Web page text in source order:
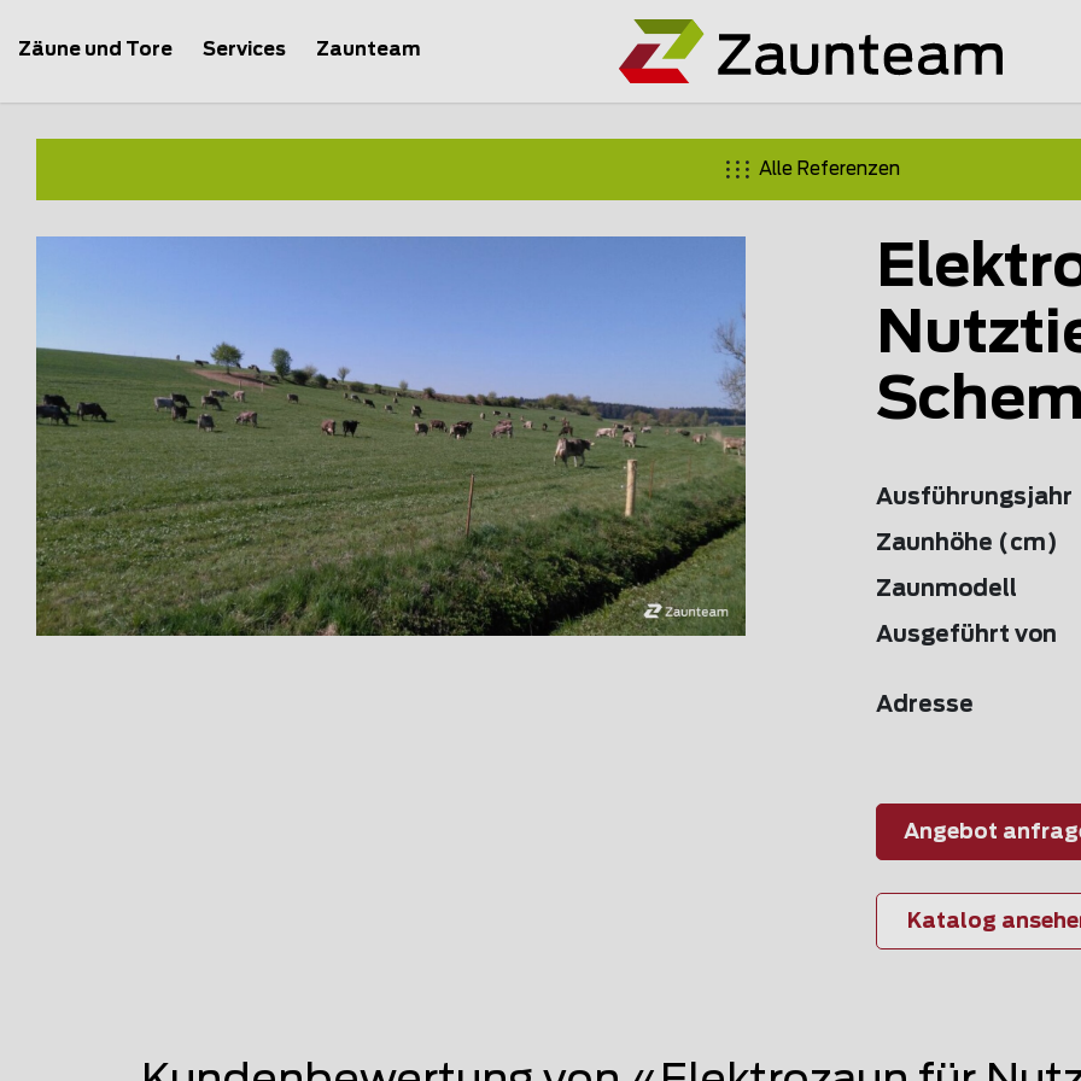
Zäune und Tore Services Zaunteam
Alle Referenzen
Ausführungsjahr
Zaunhöhe (cm)
Zaunmodell
Ausgeführt von
Adresse
Angebot
Katalog